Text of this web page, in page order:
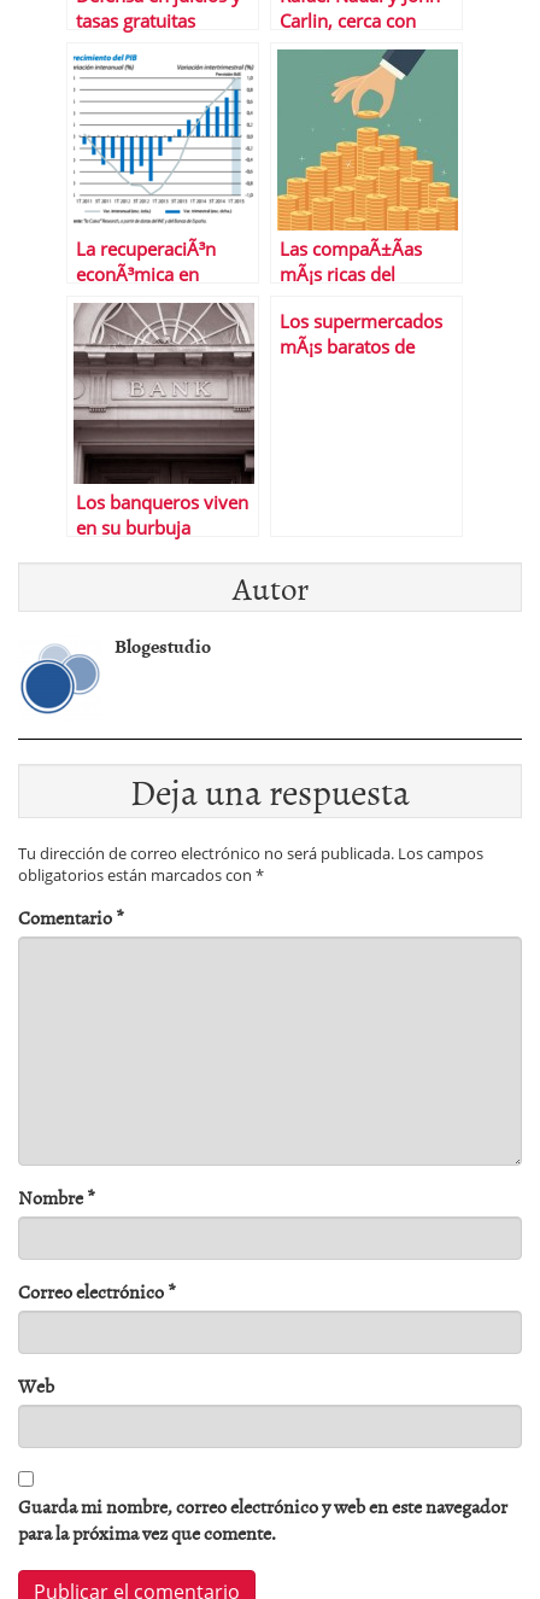
tasas gratuitas
Carlin, cerca con
Banco Sabadell
La recuperaciÃ³n
econÃ³mica en
EspaÃ±a,
Â¿consolidada?
Las compaÃ±Ã­as
mÃ¡s ricas del
Los banqueros viven
en su burbuja
Los supermercados
mÃ¡s baratos de
Autor
Blogestudio
Deja una respuesta
Tu dirección de correo electrónico no será publicada. Los campos
obligatorios están marcados con *
Comentario*
Nombre*
Correo electrónico*
Web
Guarda mi nombre, correo electrónico y web en este navegador
para la próxima vez que comente.